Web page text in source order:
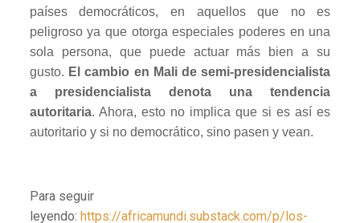
países democráticos, en aquellos que no es
peligroso ya que otorga especiales poderes en una
sola persona, que puede actuar más bien a su
gusto. El
cambio en Mali de semi-presidencialista
a presidencialista denota una tendencia
autoritaria. Ahora, esto no implica que si es así es
autoritario y si no democrático, sino pasen y vean.
Para seguir
leyendo: https://africamundi.substack.com/p/los-